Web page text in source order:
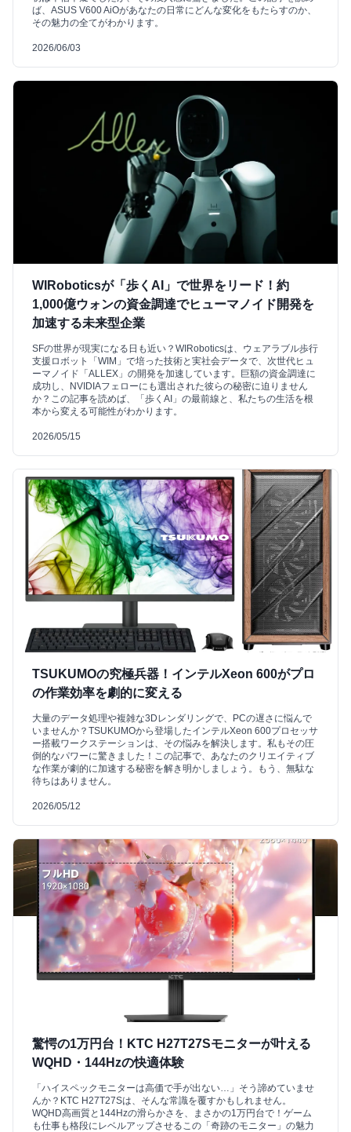
ば、ASUS V600 AiOがあなたの日常にどんな変化をもたらすのか、
その魅力の全てがわかります。
2026/06/03
WIRoboticsが「歩くAI」で世界をリード！約
1,000億ウォンの資金調達でヒューマノイド開発を
加速する未来型企業
SFの世界が現実になる日も近い？WIRoboticsは、ウェアラブル歩行
支援ロボット「WIM」で培った技術と実社会データで、次世代ヒュ
ーマノイド「ALLEX」の開発を加速しています。巨額の資金調達に
成功し、NVIDIAフェローにも選出された彼らの秘密に迫りません
か？この記事を読めば、「歩くAI」の最前線と、私たちの生活を根
本から変える可能性がわかります。
2026/05/15
TSUKUMOの究極兵器！インテルXeon 600がプロ
の作業効率を劇的に変える
大量のデータ処理や複雑な3Dレンダリングで、PCの遅さに悩んで
いませんか？TSUKUMOから登場したインテルXeon 600プロセッサ
ー搭載ワークステーションは、その悩みを解決します。私もその圧
倒的なパワーに驚きました！この記事で、あなたのクリエイティブ
な作業が劇的に加速する秘密を解き明かしましょう。もう、無駄な
待ちはありません。
2026/05/12
驚愕の1万円台！KTC H27T27Sモニターが叶える
WQHD・144Hzの快適体験
「ハイスペックモニターは高価で手が出ない…」そう諦めていませ
んか？KTC H27T27Sは、そんな常識を覆すかもしれません。
WQHD高画質と144Hzの滑らかさを、まさかの1万円台で！ゲーム
も仕事も格段にレベルアップさせるこの「奇跡のモニター」の魅力